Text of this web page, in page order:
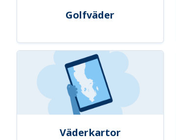
Golfväder
Väderkartor